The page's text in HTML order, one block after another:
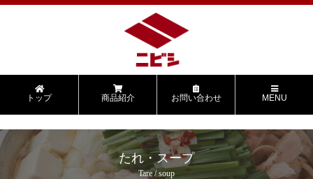
トップ 商品紹介 お問い合わせ MENU
たれ・スープ
Tare / soup